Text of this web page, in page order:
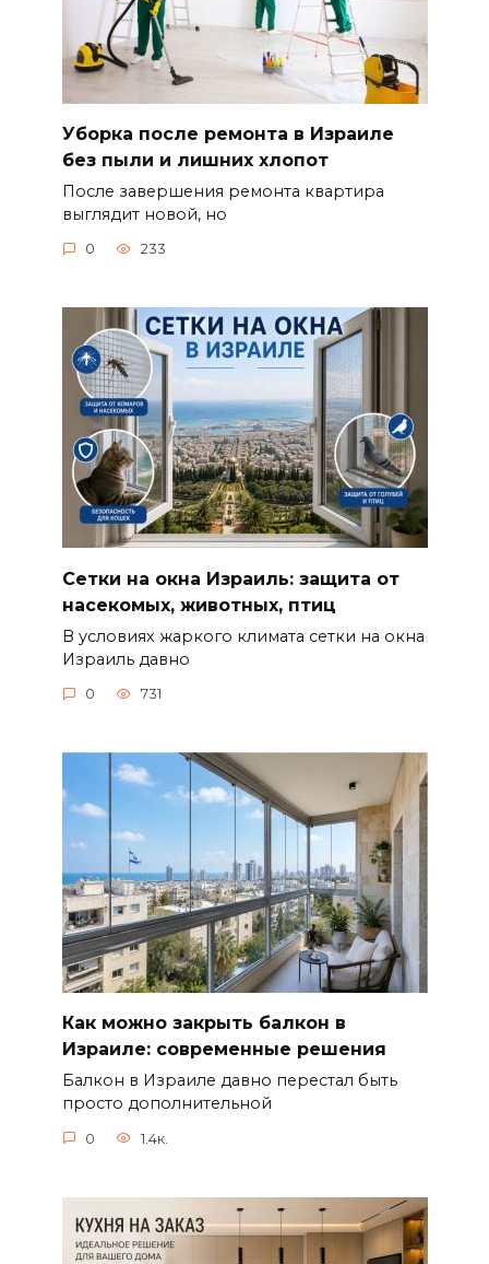
Уборка после ремонта в Израиле
без пыли и лишних хлопот
После завершения ремонта квартира
выглядит новой, но
0 233
Сетки на окна Израиль: защита от
насекомых, животных, птиц
В условиях жаркого климата сетки на окна
Израиль давно
0 731
Как можно закрыть балкон в
Израиле: современные решения
Балкон в Израиле давно перестал быть
просто дополнительной
0 1.4к.